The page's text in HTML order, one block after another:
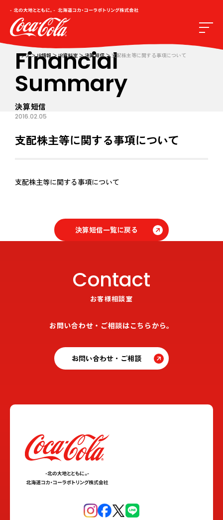
トップ IR情報 IR資料室 決算短信 支配株主等に関する事項について
Financial
Summary
決算短信
2016.02.05
支配株主等に関する事項について
支配株主等に関する事項について
決算短信一覧に戻る
Contact
お客様相談室
お問い合わせ・ご相談はこちらから。
お問い合わせ・ご相談